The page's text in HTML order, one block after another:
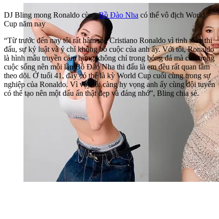
DJ Bling mong Ronaldo cùngBồ Đào Nha có thể vô địch World
Cup năm nay
“Từ trước đến nay tôi rất hâm mộ Cristiano Ronaldo vì tinh thần thi
đấu, sự kỷ luật và ý chí không bỏ cuộc của anh ấy. Với tôi, Ronaldo
là hình mẫu truyền cảm hứng không chỉ trong bóng đá mà còn trong
cuộc sống nên mỗi lần Bồ Đào Nha thi đấu là em đều rất quan tâm
theo dõi. Ở tuổi 41, đây có thể là kỳ World Cup cuối cùng trong sự
nghiệp của Ronaldo. Vì vậy tôi càng hy vọng anh ấy cùng đội tuyển
có thể tạo nên một dấu ấn thật đẹp và đáng nhớ”, Bling chia sẻ.